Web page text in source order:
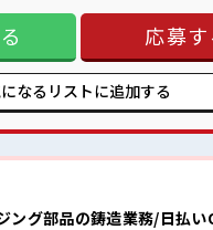
！
意が必要ですね★
す！ (規定有)≪機能的な制服アリ≫
服装の悩み解消♪ ≪未経験でも活躍
レンジするのは不安だけど、 しっ
す！ イチからスキルUP・ステップ
だわりのあるアナタ
型自由な職場！ 休憩室でホッと一息
応募す
なるリストに追加する
ング部品の鋳造業務/日払い